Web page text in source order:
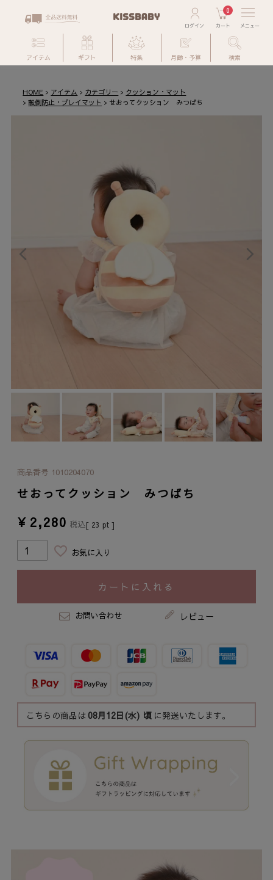
0
アイテム ギフト 特集 月齢・予算 検索
HOME アイテム カテゴリー
クッション・マット
転倒防止・プレイマット
せおってクッション みつばち
商品番号 1010204070
せおってクッション みつばち
¥ 2,280 税込[ 23 pt ]
お気に入り
カートに入れる
お問い合わせ レビュー
こちらの商品は08月12日(水) 頃 に発送いたします。